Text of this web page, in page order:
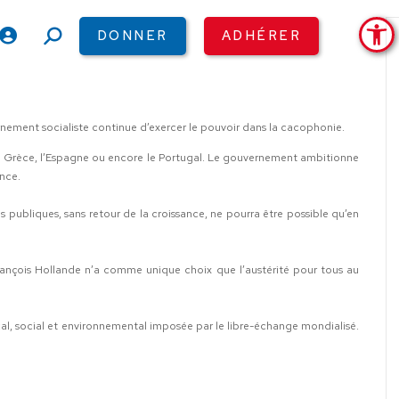
RechercheDONNER ADHÉRER
socialiste continue d’exercer le pouvoir dans la cacophonie.
l’Espagne ou encore le Portugal. Le gouvernement ambitionne
sans retour de la croissance, ne pourra être possible qu’en
Hollande n’a comme unique choix que l’austérité pour tous au
social et environnemental imposée par le libre-échange mondialisé.